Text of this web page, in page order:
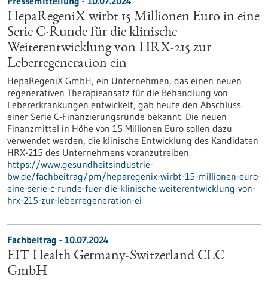
HepaRegeniX wirbt 15 Millionen Euro in eine
Serie C-Runde für die klinische
Weiterentwicklung von HRX-215 zur
Leberregeneration ein
HepaRegeniX GmbH, ein Unternehmen, das einen neuen
regenerativen Therapieansatz für die Behandlung von
Lebererkrankungen entwickelt, gab heute den Abschluss
einer Serie C-Finanzierungsrunde bekannt. Die neuen
Finanzmittel in Höhe von 15 Millionen Euro sollen dazu
verwendet werden, die klinische Entwicklung des Kandidaten
HRX-215 des Unternehmens voranzutreiben.
https://www.gesundheitsindustrie-
bw.de/fachbeitrag/pm/heparegenix-wirbt-15-millionen-euro-
eine-serie-c-runde-fuer-die-klinische-weiterentwicklung-von-
hrx-215-zur-leberregeneration-ei
Fachbeitrag - 10.07.2024
EIT Health Germany-Switzerland CLC
GmbH